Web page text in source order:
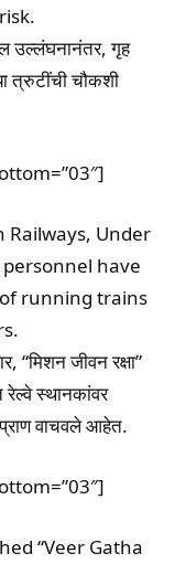
उल्लंघनानंतर, गृह
त्रुटींची चौकशी
Under
personnel have
running trains
“मिशन जीवन रक्षा”
रेल्वे स्थानकांवर
वाचवले आहेत.
“Veer Gatha